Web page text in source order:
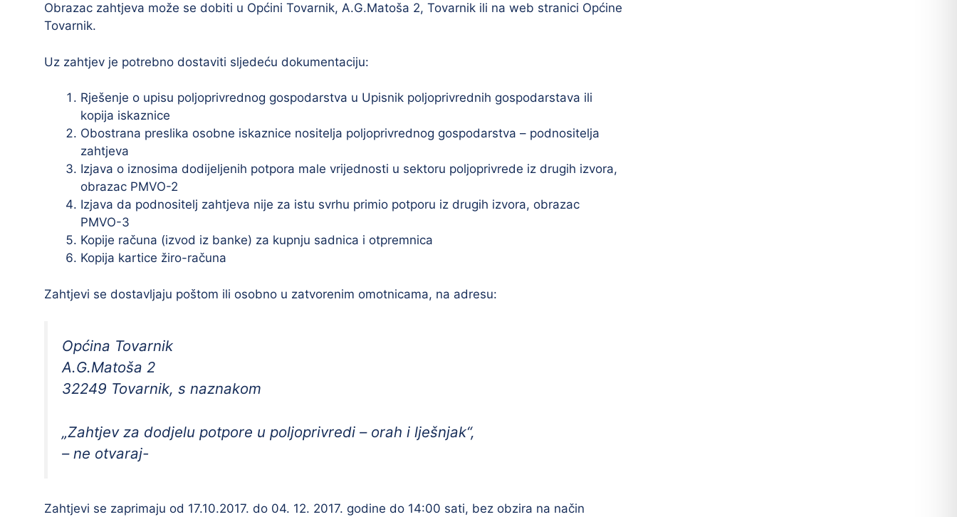
Obrazac zahtjeva može se dobiti u Općini Tovarnik, A.G.Matoša 2, Tovarnik ili na web stranici Općine
Tovarnik.
Uz zahtjev je potrebno dostaviti sljedeću dokumentaciju:
Rješenje o upisu poljoprivrednog gospodarstva u Upisnik poljoprivrednih gospodarstava ili
kopija iskaznice
Obostrana preslika osobne iskaznice nositelja poljoprivrednog gospodarstva – podnositelja
zahtjeva
Izjava o iznosima dodijeljenih potpora male vrijednosti u sektoru poljoprivrede iz drugih izvora,
obrazac PMVO-2
Izjava da podnositelj zahtjeva nije za istu svrhu primio potporu iz drugih izvora, obrazac
PMVO-3
Kopije računa (izvod iz banke) za kupnju sadnica i otpremnica
Kopija kartice žiro-računa
Zahtjevi se dostavljaju poštom ili osobno u zatvorenim omotnicama, na adresu:
Općina Tovarnik
A.G.Matoša 2
32249 Tovarnik, s naznakom
„Zahtjev za dodjelu potpore u poljoprivredi – orah i lješnjak“,
– ne otvaraj-
Zahtjevi se zaprimaju od 17.10.2017. do 04. 12. 2017. godine do 14:00 sati, bez obzira na način